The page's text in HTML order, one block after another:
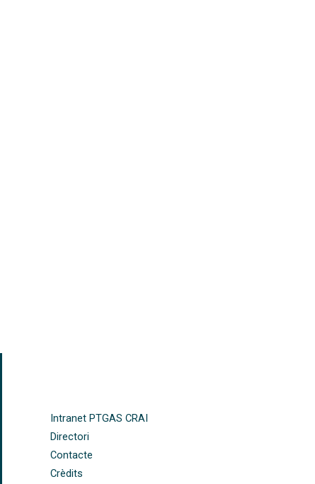
Intranet PTGAS CRAI
Directori
Contacte
Crèdits